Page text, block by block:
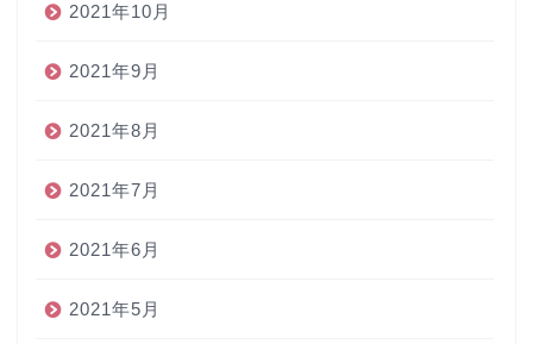
2021年10月
2021年9月
2021年8月
2021年7月
2021年6月
2021年5月